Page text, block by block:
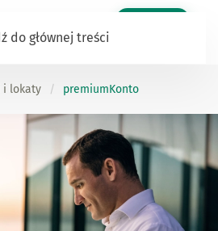
do głównej treści
i lokaty premiumKonto